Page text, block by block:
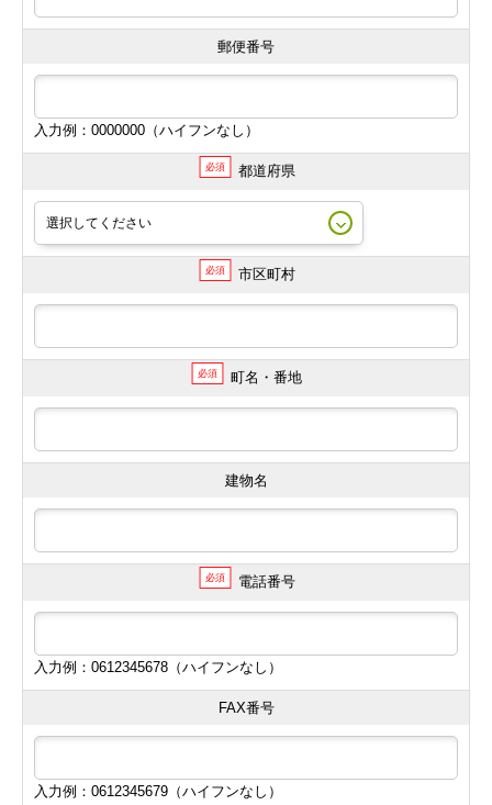
郵便番号
入力例：0000000（ハイフンなし）
必須 都道府県
必須 市区町村
必須 町名・番地
建物名
必須 電話番号
入力例：0612345678（ハイフンなし）
FAX番号
入力例：0612345679（ハイフンなし）